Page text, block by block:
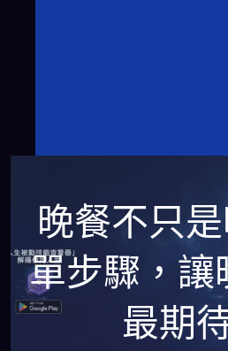
晚餐不只
單步驟，
最期